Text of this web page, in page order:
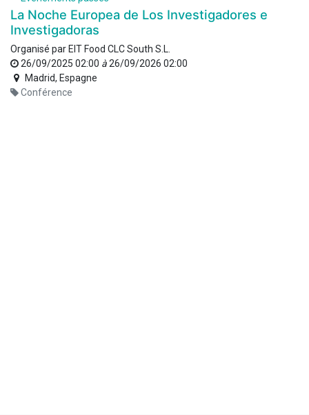
La Noche Europea de Los Investigadores e
Investigadoras
Organisé par EIT Food CLC South S.L.
26/09/2025 02:00 à26/09/2026 02:00
Madrid, Espagne
Conférence